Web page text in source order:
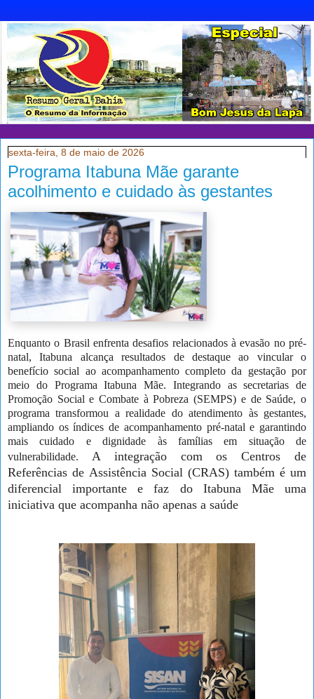
sexta-feira, 8 de maio de 2026
Programa Itabuna Mãe garante
acolhimento e cuidado às gestantes
Enquanto o Brasil enfrenta desafios relacionados à evasão no pré-
natal, Itabuna alcança resultados de destaque ao vincular o
benefício social ao acompanhamento completo da gestação por
meio do Programa Itabuna Mãe. Integrando as secretarias de
Promoção Social e Combate à Pobreza (SEMPS) e de Saúde, o
programa transformou a realidade do atendimento às gestantes,
ampliando os índices de acompanhamento pré-natal e garantindo
mais cuidado e dignidade às famílias em situação de
vulnerabilidade. A integração com os Centros de
Referências de Assistência Social (CRAS) também é um
diferencial importante e faz do Itabuna Mãe uma
iniciativa que acompanha não apenas a saúde